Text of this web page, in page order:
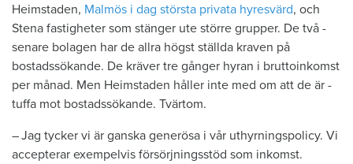
Heimstaden, ­ Malmös i dag största privata hyres­värd, och
Stena fastig­heter som stänger ute större grupper. De två ­
senare bolagen har de allra högst ställda ­kraven på
bostadssökande. De kräver tre gånger hyran i brutto­inkomst
per ­månad. Men Heimstaden ­håller inte med om att de är ­
tuffa mot ­bostadssökande. Tvärtom.
– Jag tycker vi är ­ganska generösa i vår uthyrningspolicy. Vi
accepterar exempelvis försörjningsstöd som inkomst.